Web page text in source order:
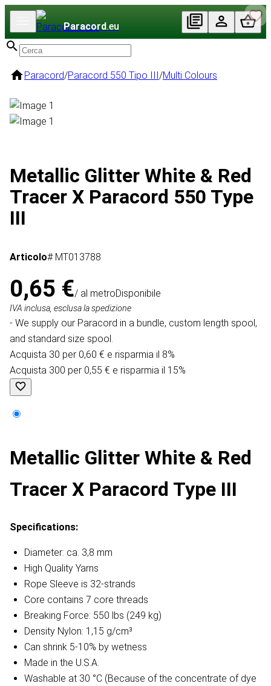
Paracord.eu
Paracord/Paracord 550 Tipo III/Multi Colours
Metallic Glitter White & Red
Tracer X Paracord 550 Type
III
Articolo# MT013788
0,65 €/ al metroDisponibile
IVA inclusa, esclusa la spedizione
- We supply our Paracord in a bundle, custom length spool,
and standard size spool.
Acquista 30 per 0,60 € e risparmia il 8%
Acquista 300 per 0,55 € e risparmia il 15%
Metallic Glitter White & Red
Tracer X Paracord Type III
Specifications:
Diameter: ca. 3,8 mm
High Quality Yarns
Rope Sleeve is 32-strands
Core contains 7 core threads
Breaking Force: 550 lbs (249 kg)
Density Nylon: 1,15 g/cm³
Can shrink 5-10% by wetness
Made in the U.S.A.
Washable at 30 °C (Because of the concentrate of dye